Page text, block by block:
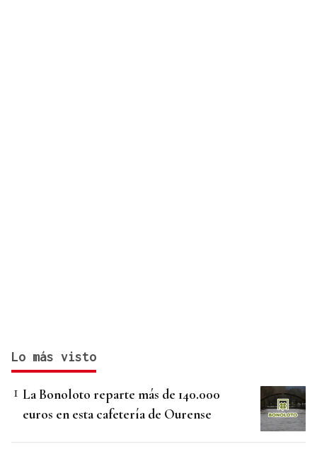
Lo más visto
La Bonoloto reparte más de 140.000
euros en esta cafetería de Ourense